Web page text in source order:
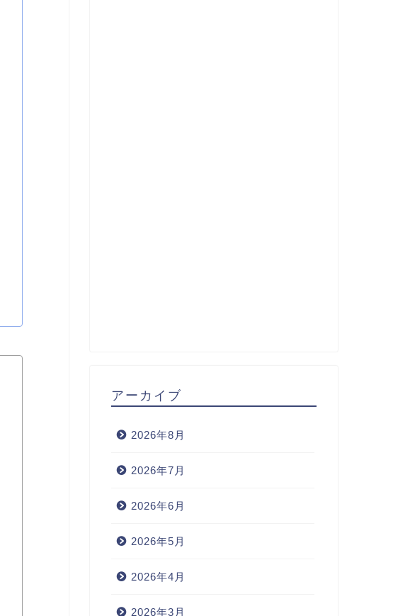
アーカイブ
2026年8月
2026年7月
2026年6月
2026年5月
2026年4月
2026年3月